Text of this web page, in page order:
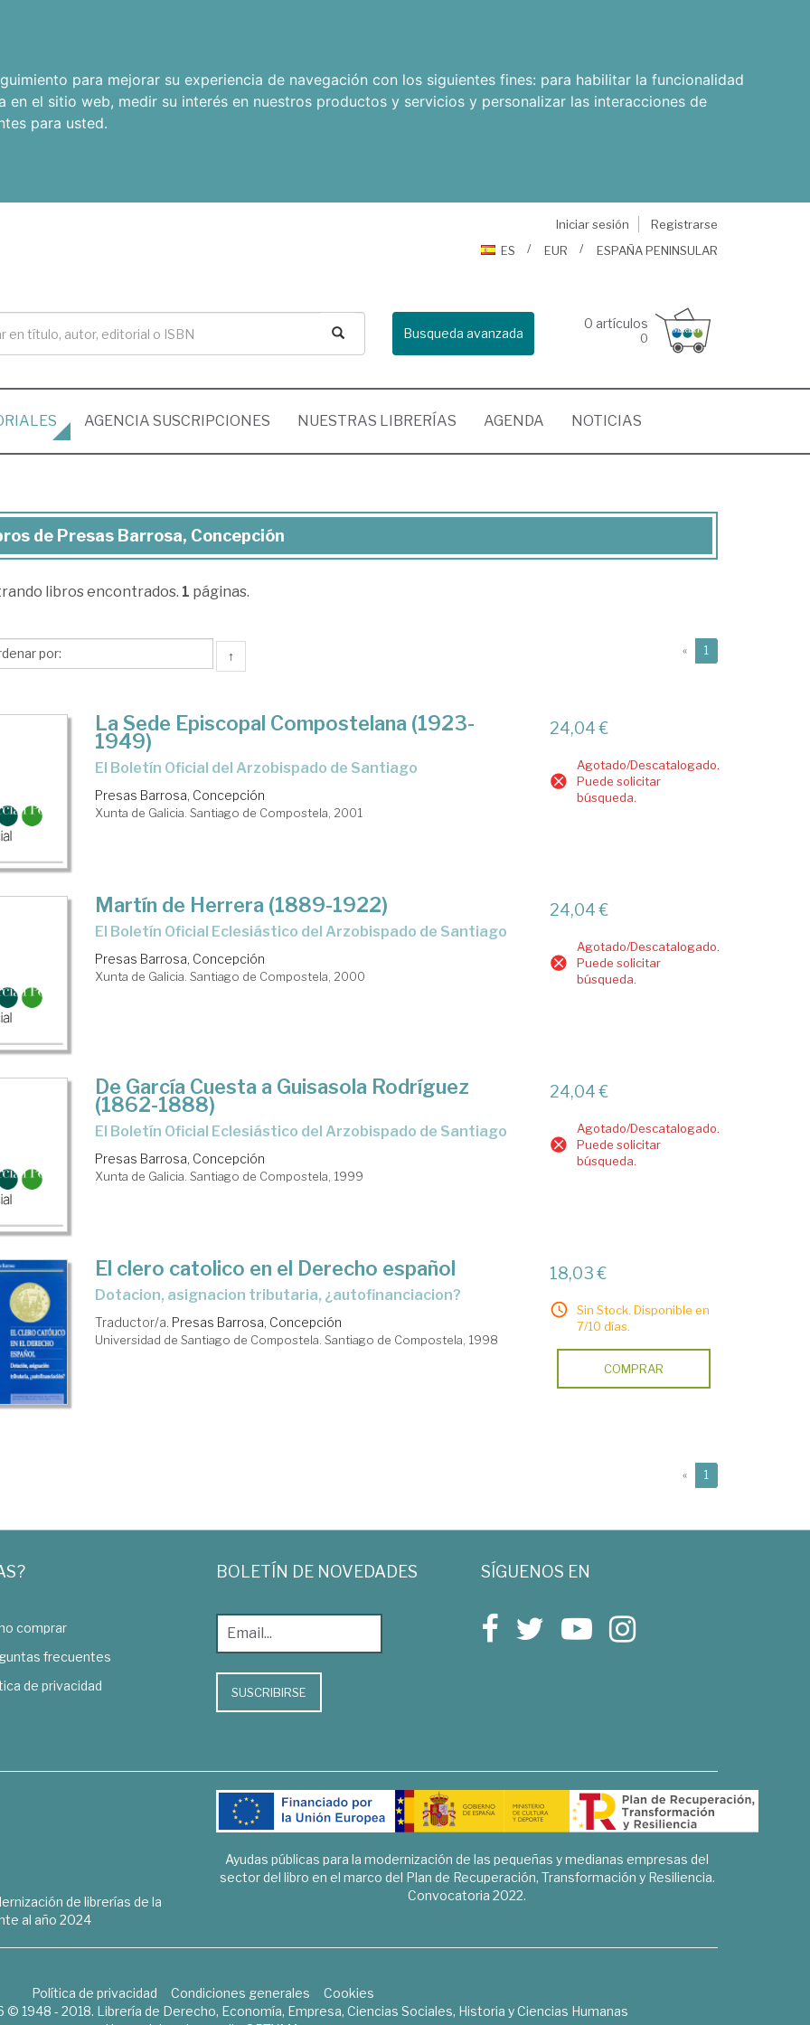
para mejorar su experiencia de navegación con los siguientes fines: para habilitar la funcionalidad
en el sitio web, medir su interés en nuestros productos y servicios y personalizar las interacciones de
para usted.
Iniciar sesión
Registrarse
ES
EUR ESPAÑA PENINSULAR
Busqueda avanzada
0 artículos
0
AGENCIA SUSCRIPCIONES NUESTRAS LIBRERÍAS AGENDA NOTICIAS
de Presas Barrosa, Concepción
libros encontrados. 1 páginas.
↑ « 1
La Sede Episcopal Compostelana (1923-
1949)
el Boletín Oficial del Arzobispado de Santiago
Presas Barrosa, Concepción
Xunta de Galicia. Santiago de Compostela, 2001
24,04 €
Agotado/Descatalogado.
Puede solicitar
búsqueda.
Martín de Herrera (1889-1922)
El Boletín Oficial Eclesiástico del Arzobispado de Santiago
Presas Barrosa, Concepción
Xunta de Galicia. Santiago de Compostela, 2000
24,04 €
Agotado/Descatalogado.
Puede solicitar
búsqueda.
De García Cuesta a Guisasola Rodríguez
(1862-1888)
el Boletín Oficial Eclesiástico del Arzobispado de Santiago
Presas Barrosa, Concepción
Xunta de Galicia. Santiago de Compostela, 1999
24,04 €
Agotado/Descatalogado.
Puede solicitar
búsqueda.
El clero catolico en el Derecho español
dotacion, asignacion tributaria, ¿autofinanciacion?
Traductor/a. Presas Barrosa, Concepción
Universidad de Santiago de Compostela. Santiago de Compostela, 1998
18,03 €
Sin Stock. Disponible en
7/10 días.
COMPRAR
« 1
comprar
frecuentes
de privacidad
BOLETÍN DE NOVEDADES
SUSCRIBIRSE
SÍGUENOS EN
de librerías de la
al año 2024
Ayudas públicas para la modernización de las pequeñas y medianas empresas del
sector del libro en el marco del Plan de Recuperación, Transformación y Resiliencia.
Convocatoria 2022.
Política de privacidad Condiciones generales
Cookies
1948 - 2018. Librería de Derecho, Economía, Empresa, Ciencias Sociales, Historia y Ciencias Humanas